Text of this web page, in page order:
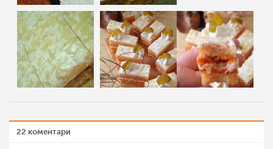
22 коментари